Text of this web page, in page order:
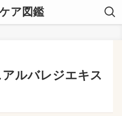
ア図鑑
ルバレジエキス